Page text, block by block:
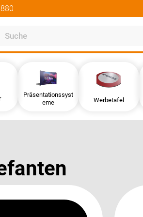
Präsentationssyst
eme
Werbetafel